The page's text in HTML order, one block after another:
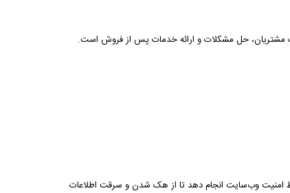
مشتریان، حل مشکلات و ارائه خدمات پس از فروش است.
امنیت وب‌سایت انجام دهد تا از هک شدن و سرقت اطلاعات